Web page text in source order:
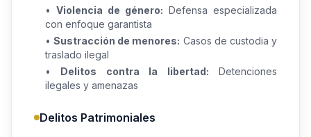
• Violencia de género: Defensa especializada
con enfoque garantista
•Sustracción de menores: Casos de custodia y
traslado ilegal
• Delitos contra la libertad: Detenciones
ilegales y amenazas
Delitos Patrimoniales